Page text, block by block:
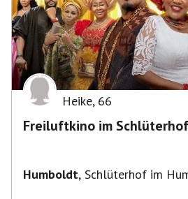
Heike, 66
Freiluftkino im Schlüterhof
Humboldt, Schlüterhof im